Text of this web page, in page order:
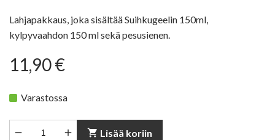
Lahjapakkaus, joka sisältää Suihkugeelin 150ml,
kylpyvaahdon 150 ml sekä pesusienen.
11,90 €
Varastossa
  shopping_cart Lisää koriin